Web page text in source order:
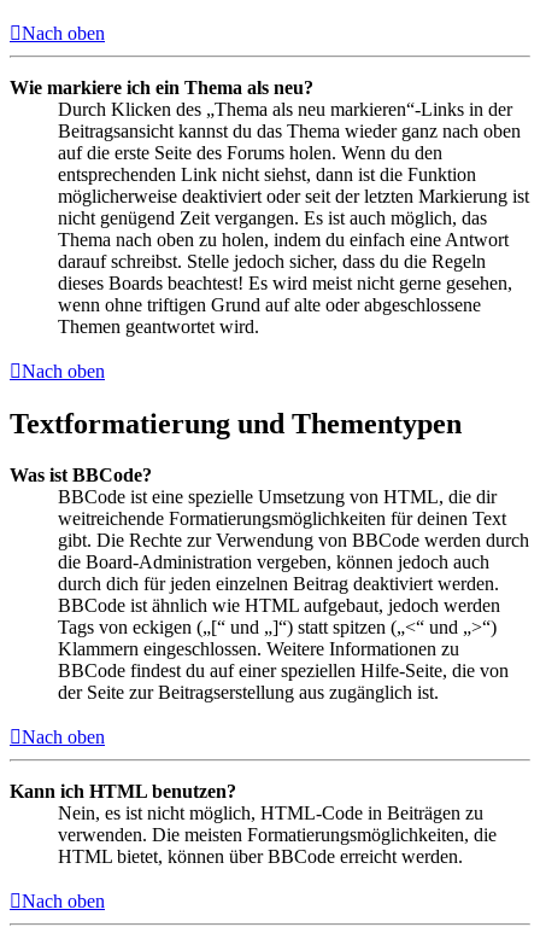
Nach oben
Wie markiere ich ein Thema als neu?
Durch Klicken des „Thema als neu markieren“-Links in der
Beitragsansicht kannst du das Thema wieder ganz nach oben
auf die erste Seite des Forums holen. Wenn du den
entsprechenden Link nicht siehst, dann ist die Funktion
möglicherweise deaktiviert oder seit der letzten Markierung ist
nicht genügend Zeit vergangen. Es ist auch möglich, das
Thema nach oben zu holen, indem du einfach eine Antwort
darauf schreibst. Stelle jedoch sicher, dass du die Regeln
dieses Boards beachtest! Es wird meist nicht gerne gesehen,
wenn ohne triftigen Grund auf alte oder abgeschlossene
Themen geantwortet wird.
Nach oben
Textformatierung und Thementypen
Was ist BBCode?
BBCode ist eine spezielle Umsetzung von HTML, die dir
weitreichende Formatierungsmöglichkeiten für deinen Text
gibt. Die Rechte zur Verwendung von BBCode werden durch
die Board-Administration vergeben, können jedoch auch
durch dich für jeden einzelnen Beitrag deaktiviert werden.
BBCode ist ähnlich wie HTML aufgebaut, jedoch werden
Tags von eckigen („[“ und „]“) statt spitzen („<“ und „>“)
Klammern eingeschlossen. Weitere Informationen zu
BBCode findest du auf einer speziellen Hilfe-Seite, die von
der Seite zur Beitragserstellung aus zugänglich ist.
Nach oben
Kann ich HTML benutzen?
Nein, es ist nicht möglich, HTML-Code in Beiträgen zu
verwenden. Die meisten Formatierungsmöglichkeiten, die
HTML bietet, können über BBCode erreicht werden.
Nach oben